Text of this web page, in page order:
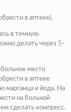
в аптеке).
в темную
делать через 5-
место
в аптеке
марганца и йода. На
на больной
сделать компресс.